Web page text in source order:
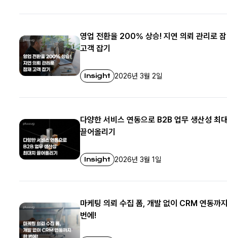
영업 전환율 200% 상승! 지연 의뢰 관리로
고객 잡기
Insight 2026년 3월 2일
다양한 서비스 연동으로 B2B 업무 생산성 최
끌어올리기
Insight 2026년 3월 1일
마케팅 의뢰 수집 폼, 개발 없이 CRM 연동까
번에!